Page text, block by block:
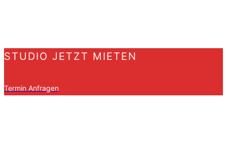
STUDIO JETZT MIETEN
Termin Anfragen